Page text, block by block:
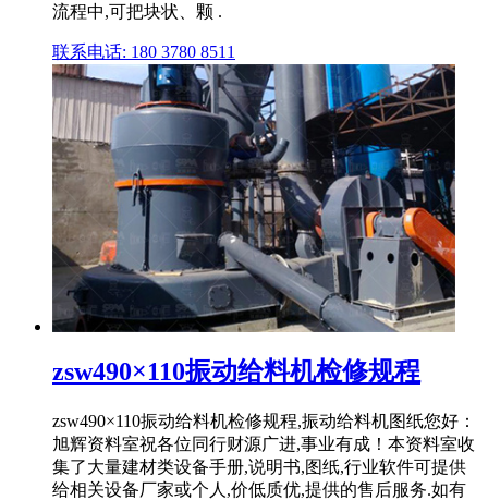
流程中,可把块状、颗 .
联系电话: 180 3780 8511
zsw490×110振动给料机检修规程
zsw490×110振动给料机检修规程,振动给料机图纸您好：
旭辉资料室祝各位同行财源广进,事业有成！本资料室收
集了大量建材类设备手册,说明书,图纸,行业软件可提供
给相关设备厂家或个人,价低质优,提供的售后服务.如有